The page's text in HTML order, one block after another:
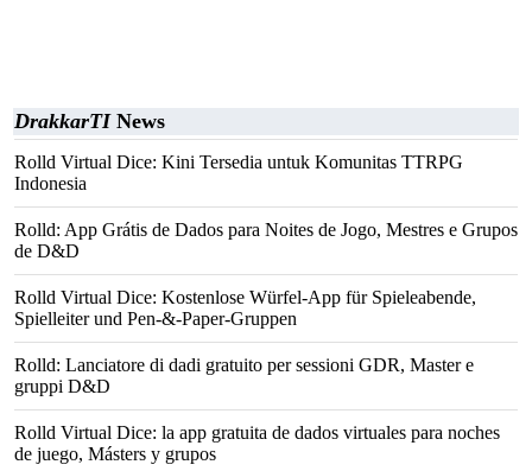
DrakkarTINews
Rolld Virtual Dice: Kini Tersedia untuk Komunitas TTRPG
Indonesia
Rolld: App Grátis de Dados para Noites de Jogo, Mestres e Grupos
de D&D
Rolld Virtual Dice: Kostenlose Würfel-App für Spieleabende,
Spielleiter und Pen-&-Paper-Gruppen
Rolld: Lanciatore di dadi gratuito per sessioni GDR, Master e
gruppi D&D
Rolld Virtual Dice: la app gratuita de dados virtuales para noches
de juego, Másters y grupos